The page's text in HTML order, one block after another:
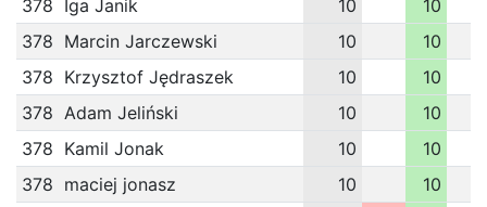
378 Iga Janik 10
10
378 Marcin Jarczewski 10
10
378 Krzysztof Jędraszek 10
10
378 Adam Jeliński 10
10
378 Kamil Jonak 10
10
378 maciej jonasz 10
10